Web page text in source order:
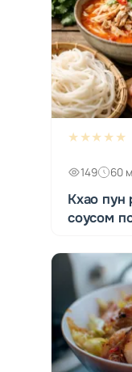
★★★★★
149 60
Кхао пун
соусом